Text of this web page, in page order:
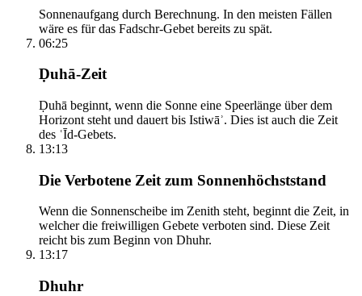
Sonnenaufgang durch Berechnung. In den meisten Fällen
wäre es für das Fadschr-Gebet bereits zu spät.
06:25
Ḍuhā-Zeit
Ḍuhā beginnt, wenn die Sonne eine Speerlänge über dem
Horizont steht und dauert bis Istiwāʾ. Dies ist auch die Zeit
des ʿĪd-Gebets.
13:13
Die Verbotene Zeit zum Sonnenhöchststand
Wenn die Sonnenscheibe im Zenith steht, beginnt die Zeit, in
welcher die freiwilligen Gebete verboten sind. Diese Zeit
reicht bis zum Beginn von Dhuhr.
13:17
Dhuhr